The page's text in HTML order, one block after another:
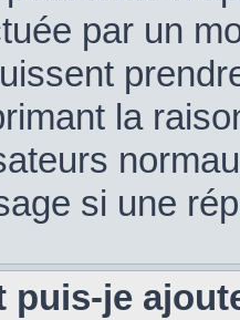
par un
la
si une
puis-je